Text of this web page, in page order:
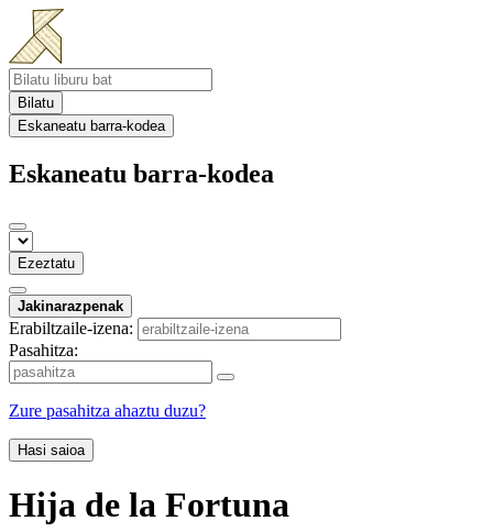
Bilatu
Eskaneatu barra-kodea
Eskaneatu barra-kodea
Ezeztatu
Jakinarazpenak
Erabiltzaile-izena:
Pasahitza:
Zure pasahitza ahaztu duzu?
Hasi saioa
Hija de la Fortuna